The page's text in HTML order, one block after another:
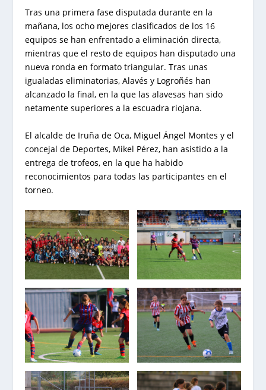
Tras una primera fase disputada durante en la
mañana, los ocho mejores clasificados de los 16
equipos se han enfrentado a eliminación directa,
mientras que el resto de equipos han disputado una
nueva ronda en formato triangular. Tras unas
igualadas eliminatorias, Alavés y Logroñés han
alcanzado la final, en la que las alavesas han sido
netamente superiores a la escuadra riojana.
El alcalde de Iruña de Oca, Miguel Ángel Montes y el
concejal de Deportes, Mikel Pérez, han asistido a la
entrega de trofeos, en la que ha habido
reconocimientos para todas las participantes en el
torneo.